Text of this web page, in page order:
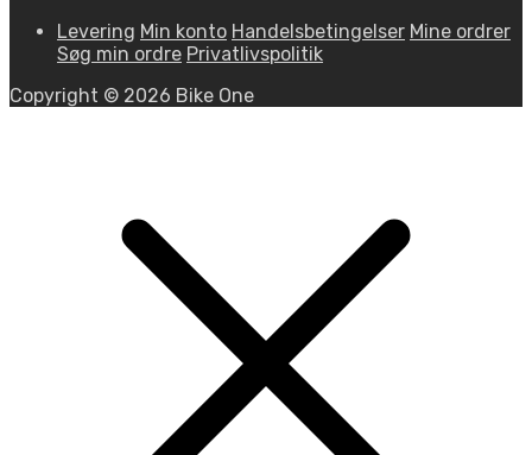
Levering Min konto Handelsbetingelser Mine ordrer
Søg min ordre Privatlivspolitik
Copyright © 2026 Bike One